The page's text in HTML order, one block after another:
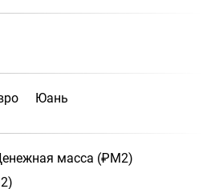
Юань
масса (₽М2)